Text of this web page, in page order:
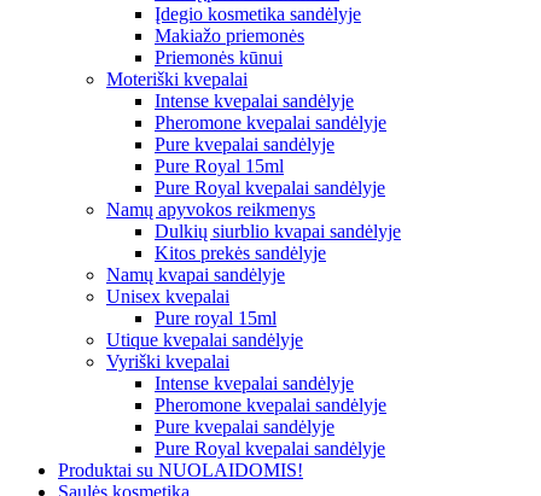
Įdegio kosmetika sandėlyje
Makiažo priemonės
Priemonės kūnui
Moteriški kvepalai
Intense kvepalai sandėlyje
Pheromone kvepalai sandėlyje
Pure kvepalai sandėlyje
Pure Royal 15ml
Pure Royal kvepalai sandėlyje
Namų apyvokos reikmenys
Dulkių siurblio kvapai sandėlyje
Kitos prekės sandėlyje
Namų kvapai sandėlyje
Unisex kvepalai
Pure royal 15ml
Utique kvepalai sandėlyje
Vyriški kvepalai
Intense kvepalai sandėlyje
Pheromone kvepalai sandėlyje
Pure kvepalai sandėlyje
Pure Royal kvepalai sandėlyje
Produktai su NUOLAIDOMIS!
Saulės kosmetika